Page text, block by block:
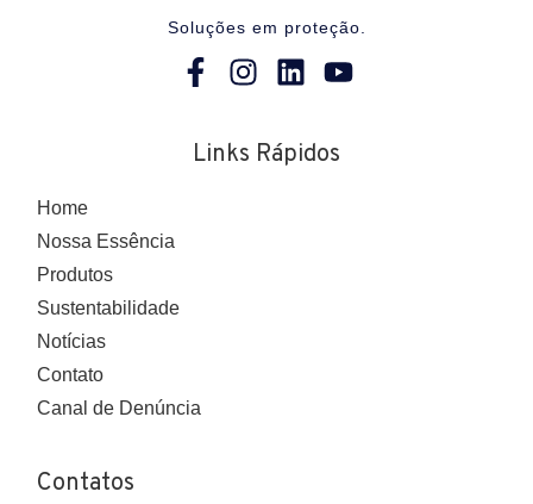
Soluções em proteção.
Links Rápidos
Home
Nossa Essência
Produtos
Sustentabilidade
Notícias
Contato
Canal de Denúncia
Contatos